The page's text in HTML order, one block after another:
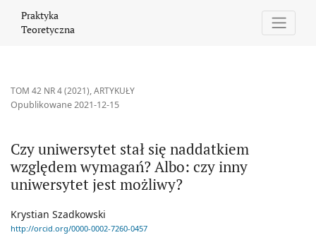
Praktyka
Teoretyczna
TOM 42 NR 4 (2021),ARTYKUŁY
Czy uniwersytet stał się naddatkiem
względem wymagań? Albo: czy inny
uniwersytet jest możliwy?
Opublikowane 2021-12-15
Krystian Szadkowski
http://orcid.org/0000-0002-7260-0457